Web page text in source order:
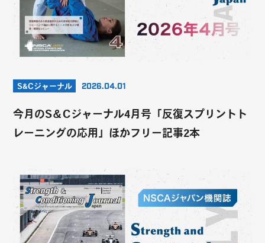
S&Cジャーナル 2026.04.01
今月のS＆Cジャーナル4月号「反復スプリントト
レーニングの応用」ほかフリー記事2本